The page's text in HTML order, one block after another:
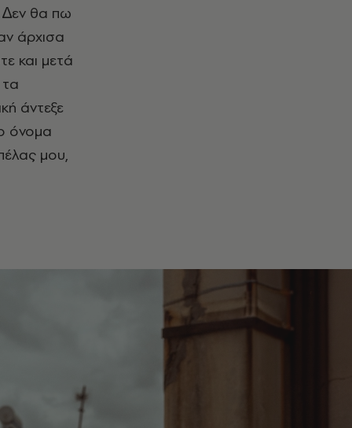
∆εν θα πω
άρχισα
και μετά
άντεξε
όνομα
μου,